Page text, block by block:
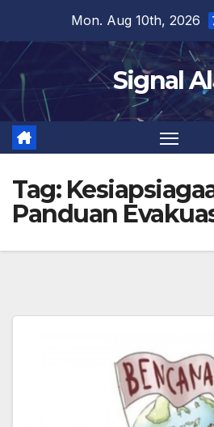
content
Mon. Aug 10th, 2026
Signal
Tag:
Panduan